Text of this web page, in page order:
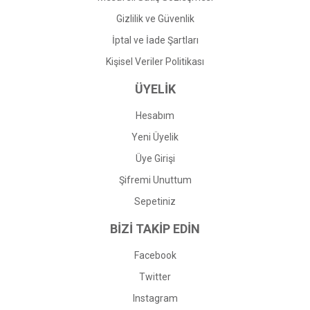
Gizlilik ve Güvenlik
İptal ve İade Şartları
Kişisel Veriler Politikası
ÜYELİK
Hesabım
Yeni Üyelik
Üye Girişi
Şifremi Unuttum
Sepetiniz
BİZİ TAKİP EDİN
Facebook
Twitter
Instagram